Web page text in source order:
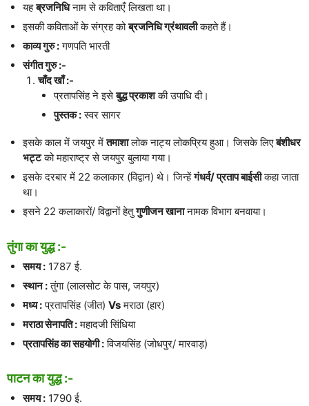
यहब्रजनिधिनाम से कविताएँ लिखता था।
इसकी कविताओं के संग्रह कोब्रजनिधि ग्रंथावलीकहते हैं।
काव्य गुरु :गणपति भारती
संगीत गुरु :-
चाँद खाँ :-
प्रतापसिंह ने इसेबुद्ध प्रकाशकी उपाधि दी।
पुस्तक :स्वर सागर
इसके काल में जयपुर मेंतमाशालोक नाट्य लोकप्रिय हुआ। जिसके लिएबंशीधर
भट्टको महाराष्ट्र से जयपुर बुलाया गया।
इसके दरबार में 22 कलाकार (विद्वान) थे। जिन्हेंगंधर्व/ प्रताप बाईसीकहा जाता
था।
इसने 22 कलाकारों/ विद्वानों हेतुगुणीजन खानानामक विभाग बनवाया।
तुंगा का युद्ध :-
समय :1787 ई.
स्थान :तुंगा (लालसोट के पास, जयपुर)
मध्य :प्रतापसिंह (जीत) Vsमराठा (हार)
मराठा सेनापति :महादजी सिंधिया
प्रतापसिंह का सहयोगी :विजयसिंह (जोधपुर/ मारवाड़)
पाटन का युद्ध :-
समय :1790 ई.